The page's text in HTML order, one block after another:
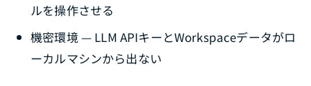
ルを操作させる
機密環境 — LLM APIキーとWorkspaceデータがロ
ーカルマシンから出ない